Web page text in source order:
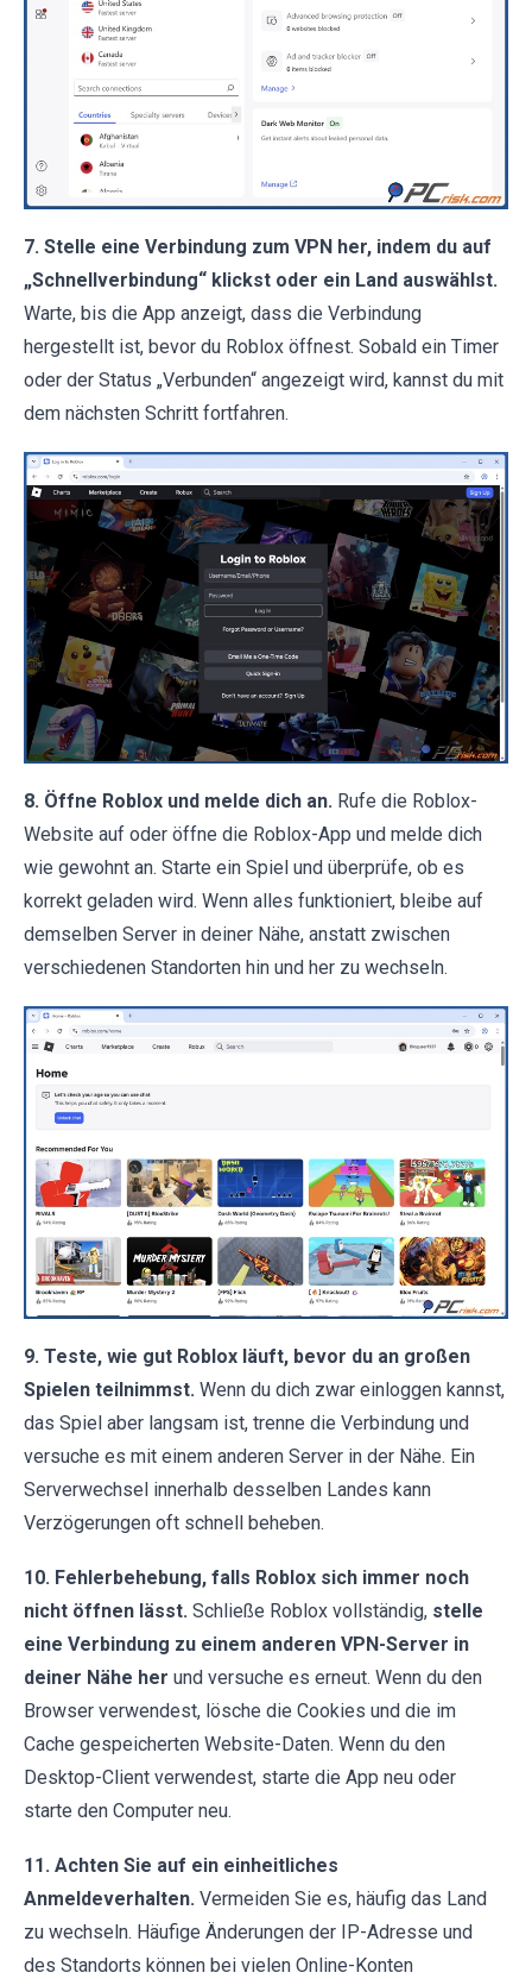
7. Stelle eine Verbindung zum VPN her, indem du auf
„Schnellverbindung“ klickst oder ein Land auswählst.
Warte, bis die App anzeigt, dass die Verbindung
hergestellt ist, bevor du Roblox öffnest. Sobald ein Timer
oder der Status „Verbunden“ angezeigt wird, kannst du mit
dem nächsten Schritt fortfahren.
8. Öffne Roblox und melde dich an. Rufe die Roblox-
Website auf oder öffne die Roblox-App und melde dich
wie gewohnt an. Starte ein Spiel und überprüfe, ob es
korrekt geladen wird. Wenn alles funktioniert, bleibe auf
demselben Server in deiner Nähe, anstatt zwischen
verschiedenen Standorten hin und her zu wechseln.
9. Teste, wie gut Roblox läuft, bevor du an großen
Spielen teilnimmst. Wenn du dich zwar einloggen kannst,
das Spiel aber langsam ist, trenne die Verbindung und
versuche es mit einem anderen Server in der Nähe. Ein
Serverwechsel innerhalb desselben Landes kann
Verzögerungen oft schnell beheben.
10. Fehlerbehebung, falls Roblox sich immer noch
nicht öffnen lässt. Schließe Roblox vollständig, stelle
eine Verbindung zu einem anderen VPN-Server in
deiner Nähe her und versuche es erneut. Wenn du den
Browser verwendest, lösche die Cookies und die im
Cache gespeicherten Website-Daten. Wenn du den
Desktop-Client verwendest, starte die App neu oder
starte den Computer neu.
11. Achten Sie auf ein einheitliches
Anmeldeverhalten. Vermeiden Sie es, häufig das Land
zu wechseln. Häufige Änderungen der IP-Adresse und
des Standorts können bei vielen Online-Konten